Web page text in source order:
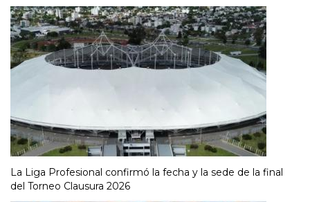
La Liga Profesional confirmó la fecha y la sede de la final
del Torneo Clausura 2026